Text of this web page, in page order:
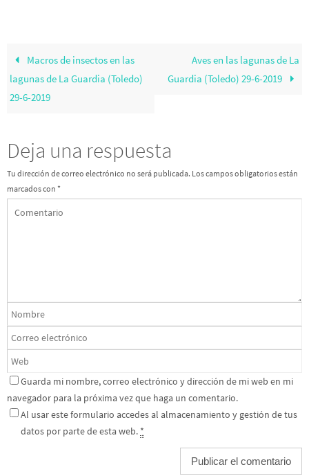
Macros de insectos en las
lagunas de La Guardia (Toledo)
29-6-2019
Aves en las lagunas de La
Guardia (Toledo) 29-6-2019
Deja una respuesta
Tu dirección de correo electrónico no será publicada. Los campos obligatorios están
marcados con *
Guarda mi nombre, correo electrónico y dirección de mi web en mi
navegador para la próxima vez que haga un comentario.
Al usar este formulario accedes al almacenamiento y gestión de tus
datos por parte de esta web. *